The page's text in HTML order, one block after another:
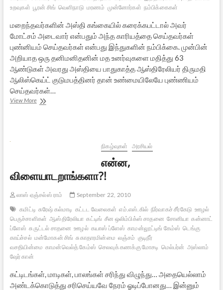
உறவுகள் பூரன் சிங் வெளிநாடு மரணம் முன்னோர்கள் நம்பிக்கைகள்
மறைந்தவர்களின் அஸ்தி கங்கையில் கரைக்கபட்டால் அவர்
மோட்சம் அடைவார் என்பதும் அந்த காரியத்தை செய்தவர்கள்
புண்னியம் செய்தவர்கள் என்பது இந்துகளின் நம்பிக்கை. முன்பின்
அறியாத ஒரு தனிமனிதனின் மத உனர்வுகளை மதித்து 63
ஆண்டுகள் அவரது அஸ்தியை பாதுகாத்த ஆஸ்திரேலியர் திருமதி
ஆலிஸ்கெய்ட் குடுமபத்தினர் தான் உண்மையிலேயே புண்ணியம்
செய்தவர்கள்…
View Moreஆஸ்திரேலியாவிலிலிருந்து
நிகழ்வுகள் அரசியல்
என்ன,
விளையாடறாங்களா?!
லாஸ் ஏஞ்சல்ஸ் ராம்
September 22, 2010
கமிட்டி சுரேஷ் கல்மாடி கட்டட வேலைகள் எம்.எஸ்.கில் நிர்வாகச் சீர்கேடு ஊழல்
பெருச்சாளிகள் ஆஸ்திரேலியா கட்டிங் சீன ஒலிம்பிக்ஸ் சாதனை சோனியா கன்னாட்
ப்ளேஸ் சுருட்டல் சாதனை ஊழல் கயாஸ் ப்ளேஸ் காமன்லூட்டிங் கேம்ஸ் டெங்கு
காய்ச்சல் மன்மோகன் சிங் சுகாதாரமின்மை லஞ்சம் குடிநீர்
வசதியின்மை காமன்வெல்த் கேம்ஸ் செலவுக் கணக்கு மோசடி மெல்பர்ன் அஸ்லாம்
ஷேர் கான்
கட்டிடங்கள், மாடிகள், பாலங்கள் சரிந்து விழுந்து… அதையெல்லாம்
அண்டக்கொடுத்து சரிசெய்யவே நேரம் ஓடிப்போனது… இன்னும்